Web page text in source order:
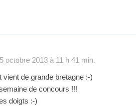
octobre 2013 à 11 h 41 min.
vient de grande bretagne :-)
de concours !!!
doigts :-)